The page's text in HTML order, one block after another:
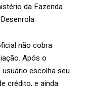
da Fazenda
não cobra
Após o
escolha seu
crédito, e ainda